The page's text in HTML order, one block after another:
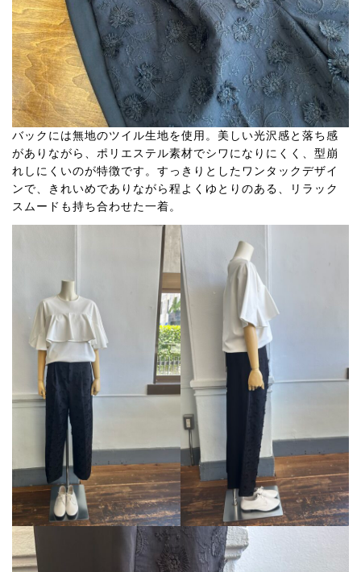
バックには無地のツイル生地を使用。美しい光沢感と落ち感
がありながら、ポリエステル素材でシワになりにくく、型崩
れしにくいのが特徴です。すっきりとしたワンタックデザイ
ンで、きれいめでありながら程よくゆとりのある、リラック
スムードも持ち合わせた一着。